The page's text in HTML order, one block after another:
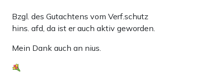
Bzgl. des Gutachtens vom Verf.schutz
hins. afd, da ist er auch aktiv geworden.
Mein Dank auch an nius.